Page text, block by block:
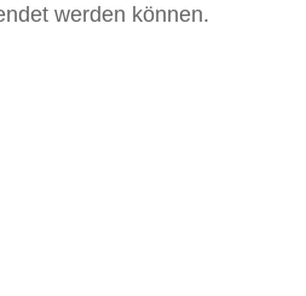
werden können.